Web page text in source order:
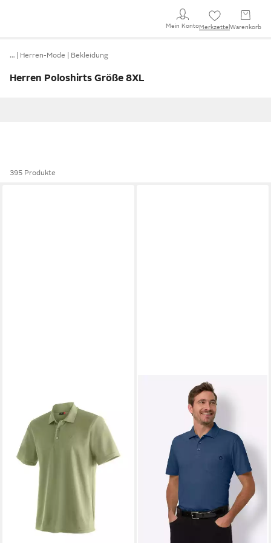
Mein KontoMerkzettel Warenkorb
… Herren-Mode Bekleidung
Herren Poloshirts Größe 8XL
395 Produkte